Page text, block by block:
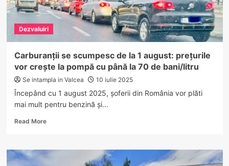
Dezvaluiri
Carburanții se scumpesc de la 1 august: prețurile
vor crește la pompă cu până la 70 de bani/litru
Se intampla in Valcea 10 iulie 2025
Începând cu 1 august 2025, șoferii din România vor plăti
mai mult pentru benzină și...
Read MoreRead
Carburanții
se